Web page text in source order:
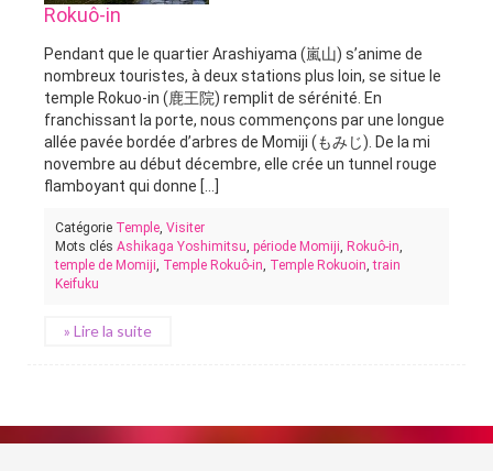
Rokuô-in
Pendant que le quartier Arashiyama (嵐山) s’anime de
nombreux touristes, à deux stations plus loin, se situe le
temple Rokuo-in (鹿王院) remplit de sérénité. En
franchissant la porte, nous commençons par une longue
allée pavée bordée d’arbres de Momiji (もみじ). De la mi
novembre au début décembre, elle crée un tunnel rouge
flamboyant qui donne [...]
Catégorie Temple, Visiter
Mots clés Ashikaga Yoshimitsu, période Momiji, Rokuô-in,
temple de Momiji, Temple Rokuô-in, Temple Rokuoin,train
Keifuku
» Lire la suite